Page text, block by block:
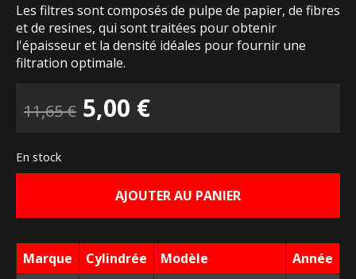
Les filtres sont composés de pulpe de papier, de fibres
et de resines, qui sont traitées pour obtenir
l'épaisseur et la densité idéales pour fournir une
filtration optimale.
11,65€ Le
initial
était :
11,65 €.
5,00 €Le
actuel
est :
5,00 €.
En stock
AJOUTER AU PANIER
Marque Cylindrée Modèle
Année